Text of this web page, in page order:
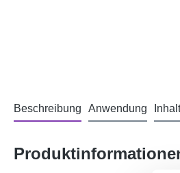
Beschreibung Anwendung